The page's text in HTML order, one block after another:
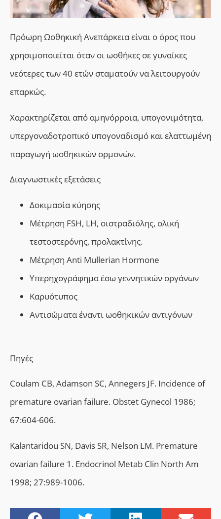
Πρόωρη Ωοθηκική Ανεπάρκεια είναι ο όρος που
χρησιμοποιείται όταν οι ωοθήκες σε γυναίκες
νεότερες των 40 ετών σταματούν να λειτουργούν
επαρκώς.
Χαρακτηρίζεται από αμηνόρροια, υπογονιμότητα,
υπεργοναδοτροπικό υπογοναδισμό και ελαττωμένη
παραγωγή ωοθηκικών ορμονών.
Διαγνωστικές εξετάσεις
Δοκιμασία κύησης
Μέτρηση FSH, LH, οιστραδιόλης, ολική
τεστοστερόνης, προλακτίνης.
Μέτρηση Anti Mullerian Hormone
Υπερηχογράφημα έσω γεννητικών οργάνων
Καρυότυπος
Αντισώματα έναντι ωοθηκικών αντιγόνων
Πηγές
Coulam CB, Adamson SC, Annegers JF. Incidence of
premature ovarian failure. Obstet Gynecol 1986;
67:604-606.
Kalantaridou SN, Davis SR, Nelson LM. Premature
ovarian failure 1. Endocrinol Metab Clin North Am
1998; 27:989-1006.